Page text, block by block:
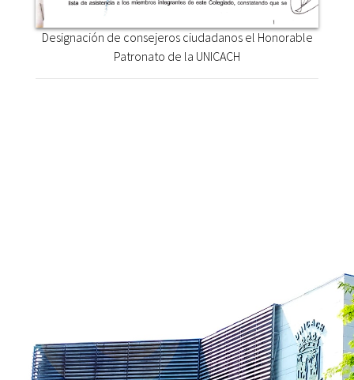
Designación de consejeros ciudadanos el Honorable
Patronato de la UNICACH